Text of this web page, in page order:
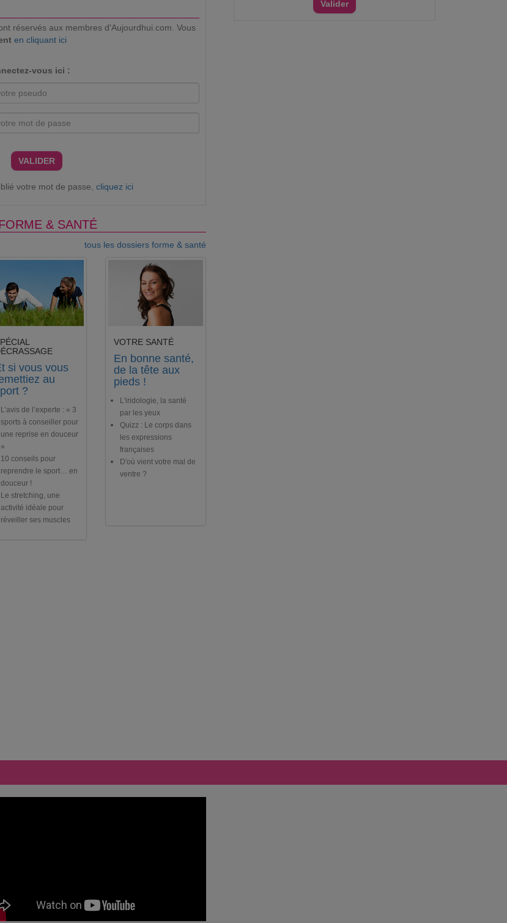
réservés aux membres d'Aujourdhui.com. Vous
en cliquant ici
vous ici :
VALIDER
votre mot de passe, cliquez ici
& SANTÉ
tous les dossiers forme & santé
si vous vous
au
?
L’avis de l’experte : « 3
sports à conseiller pour
une reprise en douceur
»
10 conseils pour
reprendre le sport… en
douceur !
Le stretching, une
activité idéale pour
réveiller ses muscles
VOTRE SANTÉ
En bonne santé,
de la tête aux
pieds !
L'iridologie, la santé
par les yeux
Quizz : Le corps dans
les expressions
françaises
D'où vient votre mal de
ventre ?